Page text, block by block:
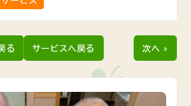
る サービスへ戻る 次へ »